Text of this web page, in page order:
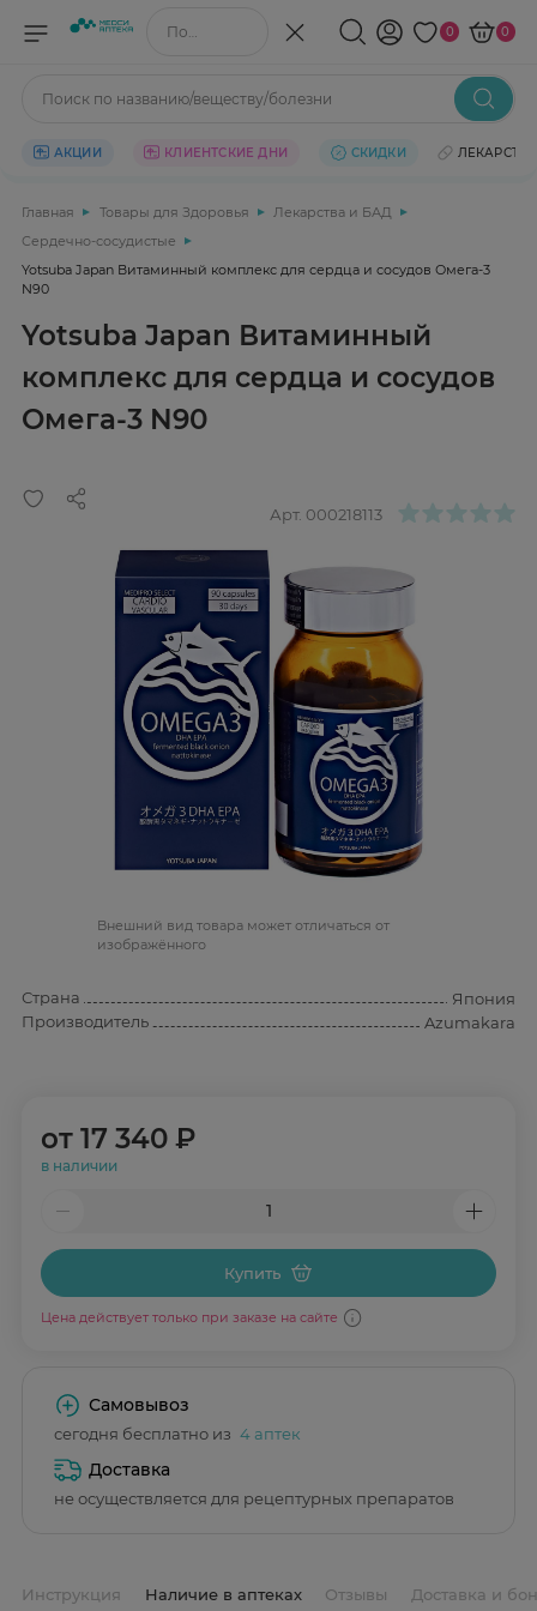
Поиск по названию/веществу 0 0
Поиск по названию/веществу/болезни
АКЦИИ КЛИЕНТСКИЕ ДНИ СКИДКИ ЛЕКАРСТВА
Главная Товары для Здоровья
Лекарства и БАД
Сердечно-сосудистые
Yotsuba Japan Витаминный комплекс для сердца и сосудов Омега-3
N90
Yotsuba Japan Витаминный
комплекс для сердца и сосудов
Омега-3 N90
Арт. 000218113
Bнешний вид товара может отличаться от
изображённого
Страна
Япония
Производитель
Azumakara
от 17 340 ₽
в наличии
Купить
Цена действует только при заказе на сайте
Самовывоз
сегодня бесплатно из 4 аптек
Доставка
не осуществляется для рецептурных препаратов
Инструкция Наличие в аптеках Отзывы Доставка и